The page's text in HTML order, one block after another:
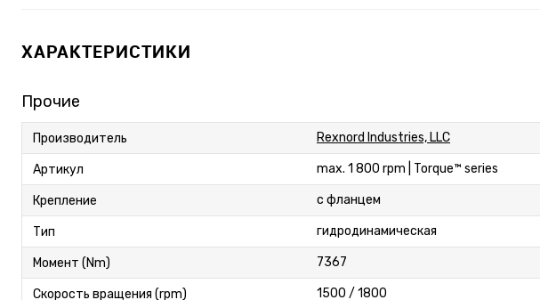
ХАРАКТЕРИСТИКИ
Прочие
Производитель Rexnord Industries, LLC
Артикул max. 1 800 rpm | Torque™ series
Крепление с фланцем
Тип гидродинамическая
Момент (Nm) 7367
Скорость вращения (rpm) 1500 / 1800